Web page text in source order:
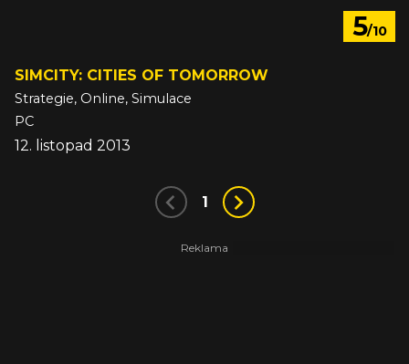
5/10
SIMCITY: CITIES OF TOMORROW
Strategie, Online, Simulace
PC
12. listopad 2013
1